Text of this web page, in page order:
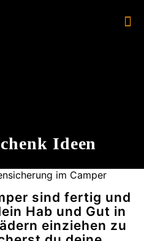
Ideen
im Camper
sind fertig und
Hab und Gut in
einziehen zu